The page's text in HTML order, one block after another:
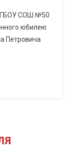
ГБОУ СОШ №50
юбилею
Петровича